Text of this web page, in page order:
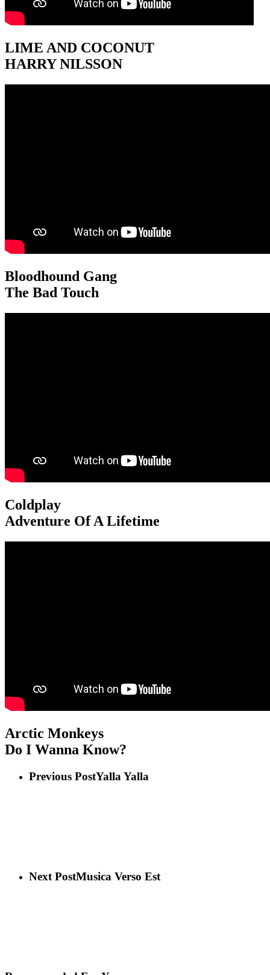
LIME AND COCONUT
HARRY NILSSON
Bloodhound Gang
The Bad Touch
Coldplay
Adventure Of A Lifetime
Arctic Monkeys
Do I Wanna Know?
Previous PostYalla Yalla
Next PostMusica Verso Est